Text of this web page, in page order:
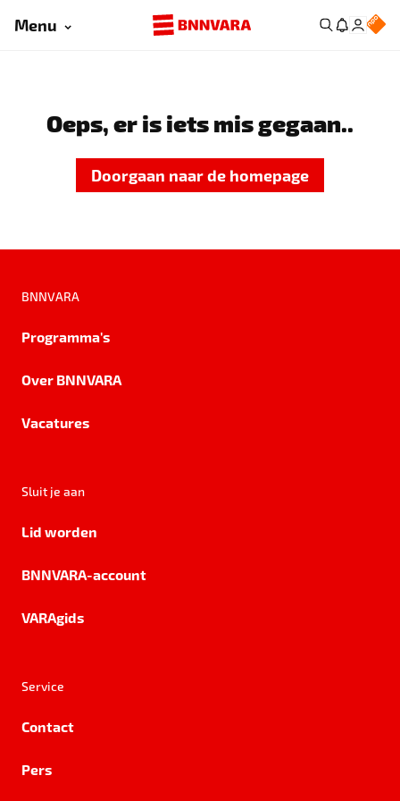
Menu
Oeps, er is iets mis gegaan..
Doorgaan naar de homepage
BNNVARA
Programma's
Over BNNVARA
Vacatures
Sluit je aan
Lid worden
BNNVARA-account
VARAgids
Service
Contact
Pers